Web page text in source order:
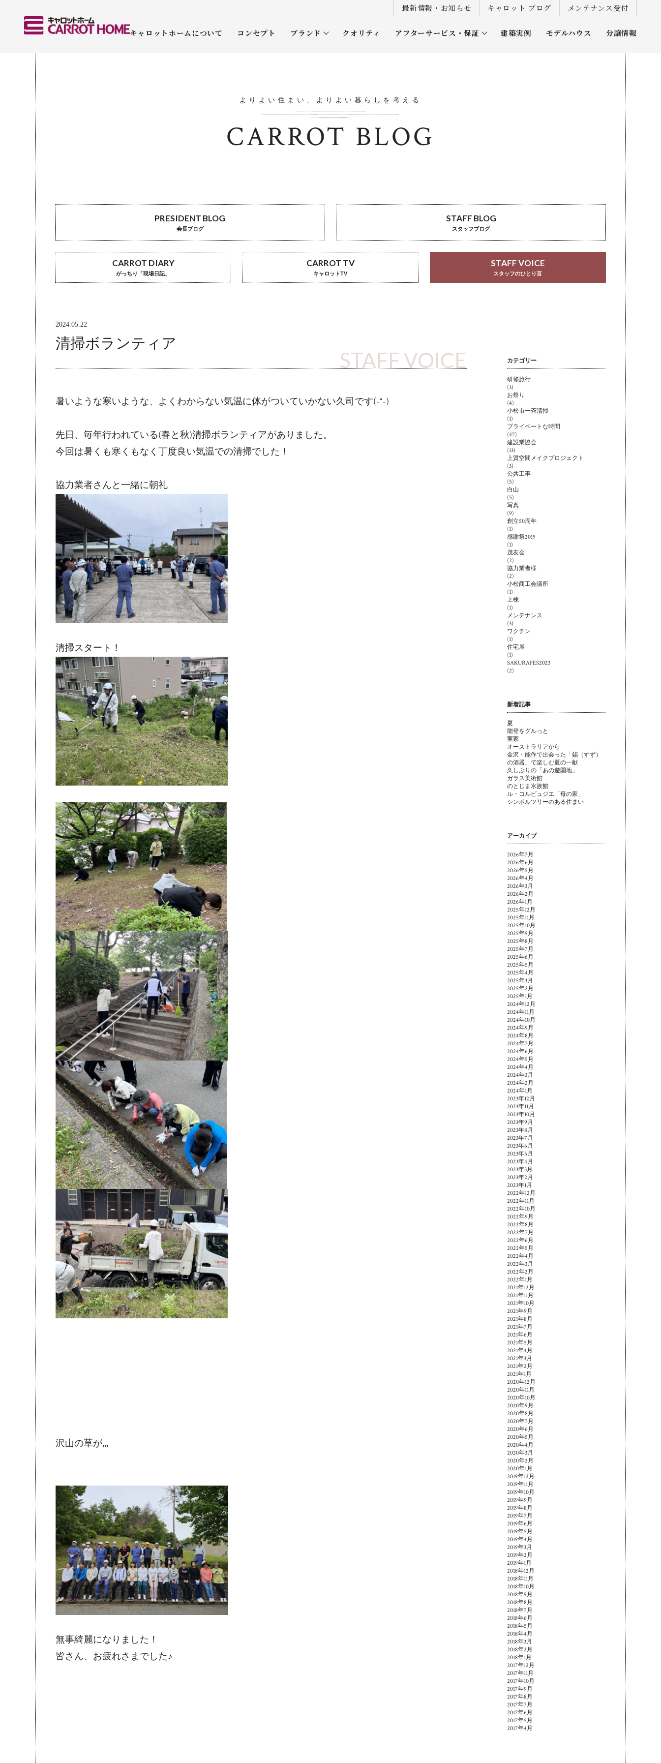
最新情報・お知らせ キャロット ブログ メンテナンス受付
キャロットホームについて コンセプト ブランド
平屋
クオリティ アフターサービス・保証 建築実例 モデルハウス 分譲情報
よりよい住まい、よりよい暮らしを考える
CARROT BLOG
PRESIDENT BLOG
会長ブログ
STAFF BLOG
スタッフブログ
CARROT DIARY
がっちり「現場日記」
CARROT TV
キャロットTV
STAFF VOICE
スタッフのひとり言
2024.05.22
清掃ボランティア
STAFF VOICE
暑いような寒いような、よくわからない気温に体がついていかない久司です(-“-)
先日、毎年行われている(春と秋)清掃ボランティアがありました。
今回は暑くも寒くもなく丁度良い気温での清掃でした！
協力業者さんと一緒に朝礼
清掃スタート！
沢山の草が,,,
無事綺麗になりました！
皆さん、お疲れさまでした♪
カテゴリー
研修旅行
(3)
お祭り
(4)
小松市一斉清掃
(1)
プライベートな時間
(47)
建設業協会
(13)
上質空間メイクプロジェクト
(3)
公共工事
(5)
白山
(5)
写真
(9)
創立50周年
(1)
感謝祭2019
(1)
茂友会
(2)
協力業者様
(2)
小松商工会議所
(1)
上棟
(1)
メンテナンス
(3)
ワクチン
(1)
住宅展
(1)
SAKURAFES2023
(2)
新着記事
夏
能登をグルっと
実家
オーストラリアから
金沢・能作で出会った「錫（すず）
の酒器」で楽しむ夏の一献
久しぶりの「あの遊園地」
ガラス美術館
のとじま水族館
ル・コルビュジエ「母の家」
シンボルツリーのある住まい
アーカイブ
2026年7月
2026年6月
2026年5月
2026年4月
2026年3月
2026年2月
2026年1月
2025年12月
2025年11月
2025年10月
2025年9月
2025年8月
2025年7月
2025年6月
2025年5月
2025年4月
2025年3月
2025年2月
2025年1月
2024年12月
2024年11月
2024年10月
2024年9月
2024年8月
2024年7月
2024年6月
2024年5月
2024年4月
2024年3月
2024年2月
2024年1月
2023年12月
2023年11月
2023年10月
2023年9月
2023年8月
2023年7月
2023年6月
2023年5月
2023年4月
2023年3月
2023年2月
2023年1月
2022年12月
2022年11月
2022年10月
2022年9月
2022年8月
2022年7月
2022年6月
2022年5月
2022年4月
2022年3月
2022年2月
2022年1月
2021年12月
2021年11月
2021年10月
2021年9月
2021年8月
2021年7月
2021年6月
2021年5月
2021年4月
2021年3月
2021年2月
2021年1月
2020年12月
2020年11月
2020年10月
2020年9月
2020年8月
2020年7月
2020年6月
2020年5月
2020年4月
2020年3月
2020年2月
2020年1月
2019年12月
2019年11月
2019年10月
2019年9月
2019年8月
2019年7月
2019年6月
2019年5月
2019年4月
2019年3月
2019年2月
2019年1月
2018年12月
2018年11月
2018年10月
2018年9月
2018年8月
2018年7月
2018年6月
2018年5月
2018年4月
2018年3月
2018年2月
2018年1月
2017年12月
2017年11月
2017年10月
2017年9月
2017年8月
2017年7月
2017年6月
2017年5月
2017年4月